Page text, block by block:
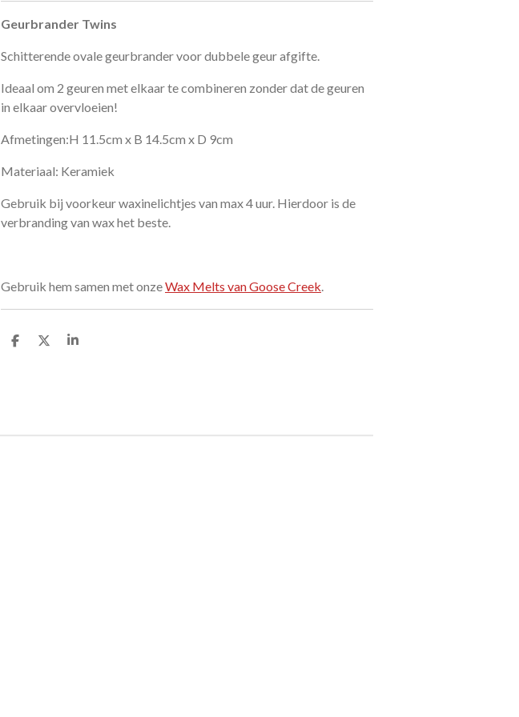
Geurbrander Twins
Schitterende ovale geurbrander voor dubbele geur afgifte.
Ideaal om 2 geuren met elkaar te combineren zonder dat de geuren
in elkaar overvloeien!
Afmetingen:H 11.5cm x B 14.5cm x D 9cm
Materiaal: Keramiek
Gebruik bij voorkeur waxinelichtjes van max 4 uur. Hierdoor is de
verbranding van wax het beste.
Gebruik hem samen met onzeWax Melts van Goose Creek
D
D
S